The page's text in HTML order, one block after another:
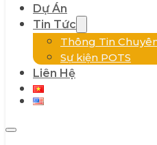
Dự Án
Tin Tức
Thông Tin
Sự kiện POTS
Liên Hệ